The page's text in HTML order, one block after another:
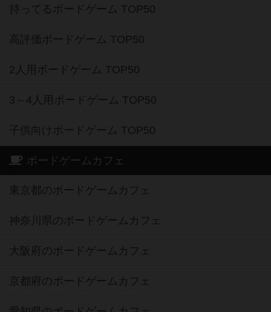
持ってるボードゲーム TOP50
高評価ボードゲーム TOP50
2人用ボードゲーム TOP50
3～4人用ボードゲーム TOP50
子供向けボードゲーム TOP50
ボードゲームカフェ
東京都のボードゲームカフェ
神奈川県のボードゲームカフェ
大阪府のボードゲームカフェ
京都府のボードゲームカフェ